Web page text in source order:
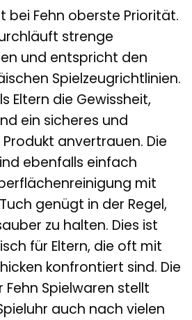
bei Fehn oberste Priorität.
strenge
und entspricht den
Spielzeugrichtlinien.
Eltern die Gewissheit,
ein sicheres und
anvertrauen. Die
ebenfalls einfach
mit
genügt in der Regel,
zu halten. Dies ist
für Eltern, die oft mit
konfrontiert sind. Die
Fehn Spielwaren stellt
auch nach vielen